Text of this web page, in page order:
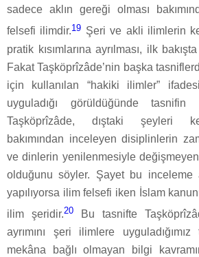
sadece aklın gereği olması
felsefi ilimdir.19 Şeri ve akli ilimlerin
pratik kısımlarına ayrılması, ilk
Fakat Taşköprîzâde’nin başka
için kullanılan “hakiki ilimler”
uyguladığı görüldüğünde
Taşköprîzâde, dıştaki şeyleri
bakımından inceleyen disiplinlerin
ve dinlerin yenilenmesiyle
olduğunu söyler. Şayet bu inceleme
yapılıyorsa ilim felsefi iken İslam
ilim şeridir.20 Bu tasnifte
ayrımını şeri ilimlere
mekâna bağlı olmayan bilgi